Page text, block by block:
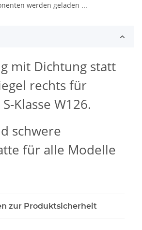
werden geladen ...
mit Dichtung statt
rechts für
Klasse W126.
schwere
für alle Modelle
zur Produktsicherheit